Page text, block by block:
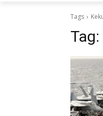
Tags
Tag: